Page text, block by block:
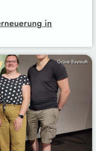
in
Grüne Bayreuth